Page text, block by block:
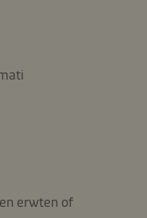
erwten of